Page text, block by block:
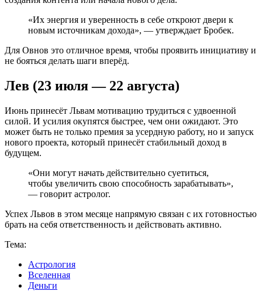
«Их энергия и уверенность в себе откроют двери к
новым источникам дохода», — утверждает Бробек.
Для Овнов это отличное время, чтобы проявить инициативу и
не бояться делать шаги вперёд.
Лев (23 июля — 22 августа)
Июнь принесёт Львам мотивацию трудиться с удвоенной
силой. И усилия окупятся быстрее, чем они ожидают. Это
может быть не только премия за усердную работу, но и запуск
нового проекта, который принесёт стабильный доход в
будущем.
«Они могут начать действительно суетиться,
чтобы увеличить свою способность зарабатывать»,
— говорит астролог.
Успех Львов в этом месяце напрямую связан с их готовностью
брать на себя ответственность и действовать активно.
Тема:
Астрология
Вселенная
Деньги